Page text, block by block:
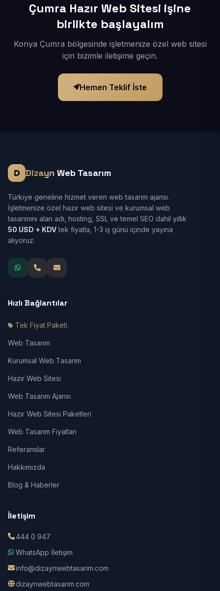
Çumra Hazır Web Sitesi işine
birlikte başlayalım
Konya Çumra bölgesinde işletmenize özel web sitesi
için bizimle iletişime geçin.
Hemen Teklif İste
Dizayn Web Tasarım
Türkiye geneline hizmet veren web tasarım ajansı.
İşletmenize özel hazır web sitesi ve kurumsal web
tasarımını alan adı, hosting, SSL ve temel SEO dahil yıllık
50 USD + KDVtek fiyatla, 1-3 iş günü içinde yayına
alıyoruz.
Hızlı Bağlantılar
Tek Fiyat Paketi
Web Tasarım
Kurumsal Web Tasarım
Hazır Web Sitesi
Web Tasarım Ajansı
Hazır Web Sitesi Paketleri
Web Tasarım Fiyatları
Referanslar
Hakkımızda
Blog & Haberler
İletişim
444 0 947
WhatsApp İletişim
info@dizaynwebtasarim.com
dizaynwebtasarim.com